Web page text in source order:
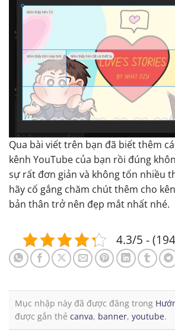
Qua bài viết trên bạn đã biết thêm
kênh YouTube của bạn rồi đúng
sự rất đơn giản và không tốn nhiều
hãy cố gắng chăm chút thêm cho
bản thân trở nên đẹp mắt nhất nhé.
4.3/5 -
Mục nhập này đã được đăng trong
được gắn thẻ canva, banner, youtube.